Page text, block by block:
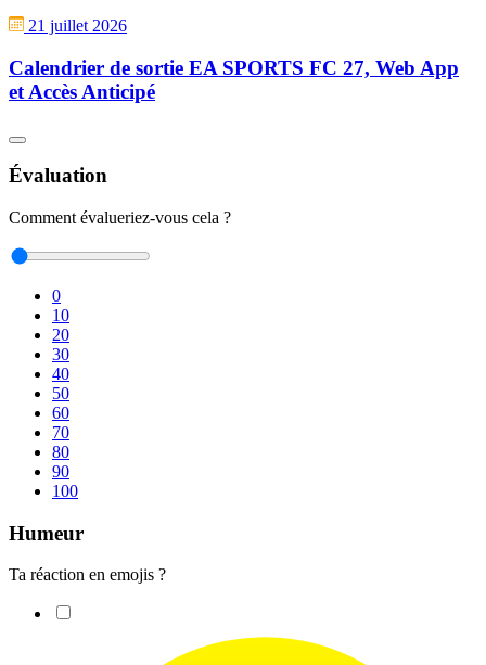
21 juillet 2026
Calendrier de sortie EA SPORTS FC 27, Web App
et Accès Anticipé
Évaluation
Comment évalueriez-vous cela ?
0
10
20
30
40
50
60
70
80
90
100
Humeur
Ta réaction en emojis ?